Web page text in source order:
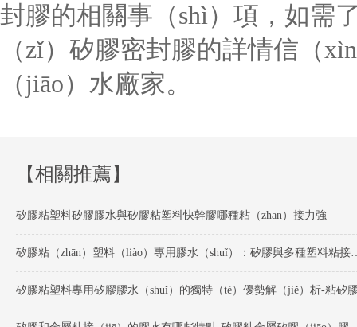
封膠的相關事（shì）項，如需
（zǐ）矽膠密封膠的詳情信（
（jiāo）水廠家。
【相關推薦】
矽膠粘塑料矽膠膠水與矽膠粘塑料快幹膠哪種粘（zhān）接力強
矽膠粘（zhān）塑料（liào）專